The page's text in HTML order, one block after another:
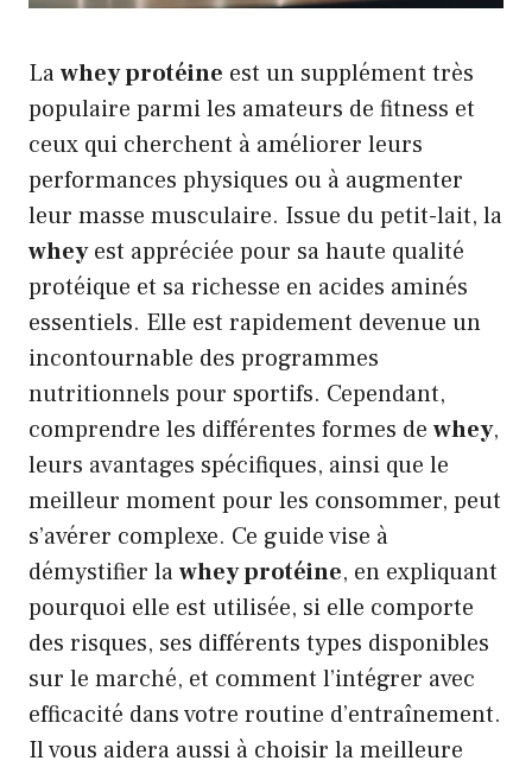
Lawhey protéine est un supplément très
populaire parmi les amateurs de fitness et
ceux qui cherchent à améliorer leurs
performances physiques ou à augmenter
leur masse musculaire. Issue du petit-lait, la
wheyest appréciée pour sa haute qualité
protéique et sa richesse en acides aminés
essentiels. Elle est rapidement devenue un
incontournable des programmes
nutritionnels pour sportifs. Cependant,
comprendre les différentes formes de whey,
leurs avantages spécifiques, ainsi que le
meilleur moment pour les consommer, peut
s’avérer complexe. Ce guide vise à
démystifier lawhey protéine, en expliquant
pourquoi elle est utilisée, si elle comporte
des risques, ses différents types disponibles
sur le marché, et comment l’intégrer avec
efficacité dans votre routine d’entraînement.
Il vous aidera aussi à choisir la meilleure